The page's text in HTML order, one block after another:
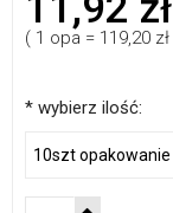
( 1 opa = 119,20 zł
* wybierz ilość: